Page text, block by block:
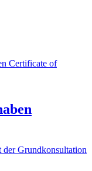
Certificate of
der Grundkonsultation